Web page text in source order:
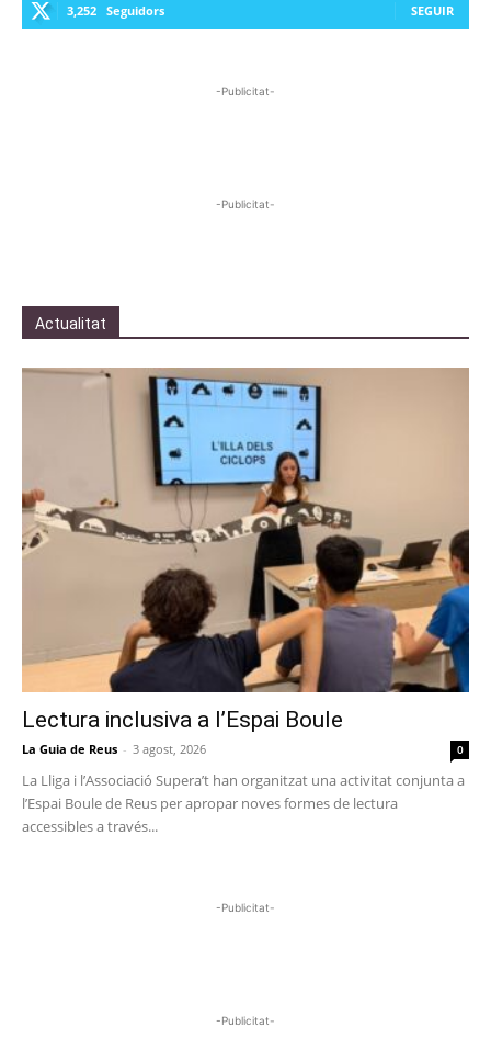
3,252 Seguidors SEGUIR
-Publicitat-
-Publicitat-
Actualitat
Lectura inclusiva a l’Espai Boule
La Guia de Reus - 3 agost, 2026 0
La Lliga i l’Associació Supera’t han organitzat una activitat conjunta a
l’Espai Boule de Reus per apropar noves formes de lectura
accessibles a través...
-Publicitat-
-Publicitat-